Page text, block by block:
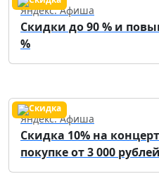
Яндекс. Афиша
Скидки до 90 % и
%
Яндекс. Афиша
Скидка 10% на
покупке от 3 000 рублей